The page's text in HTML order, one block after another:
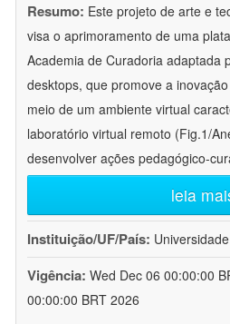
Resumo: Este projeto de arte e
visa o aprimoramento de uma
Academia de Curadoria
desktops, que promove a
meio de um ambiente virtual
laboratório virtual remoto (Fig.1/
desenvolver ações pedagógico-
leia
Instituição/UF/País:
Vigência: Wed Dec 06 00:00:00
00:00:00 BRT 2026